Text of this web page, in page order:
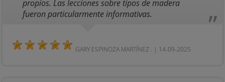
propios. Las lecciones sobre tipos de madera
fueron particularmente informativas.
GARY ESPINOZA MARTÍNEZ . | 14-09-2025